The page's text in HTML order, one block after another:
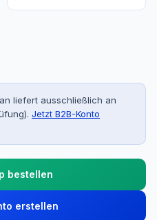
liefert ausschließlich an
Jetzt B2B-Konto
bestellen
erstellen